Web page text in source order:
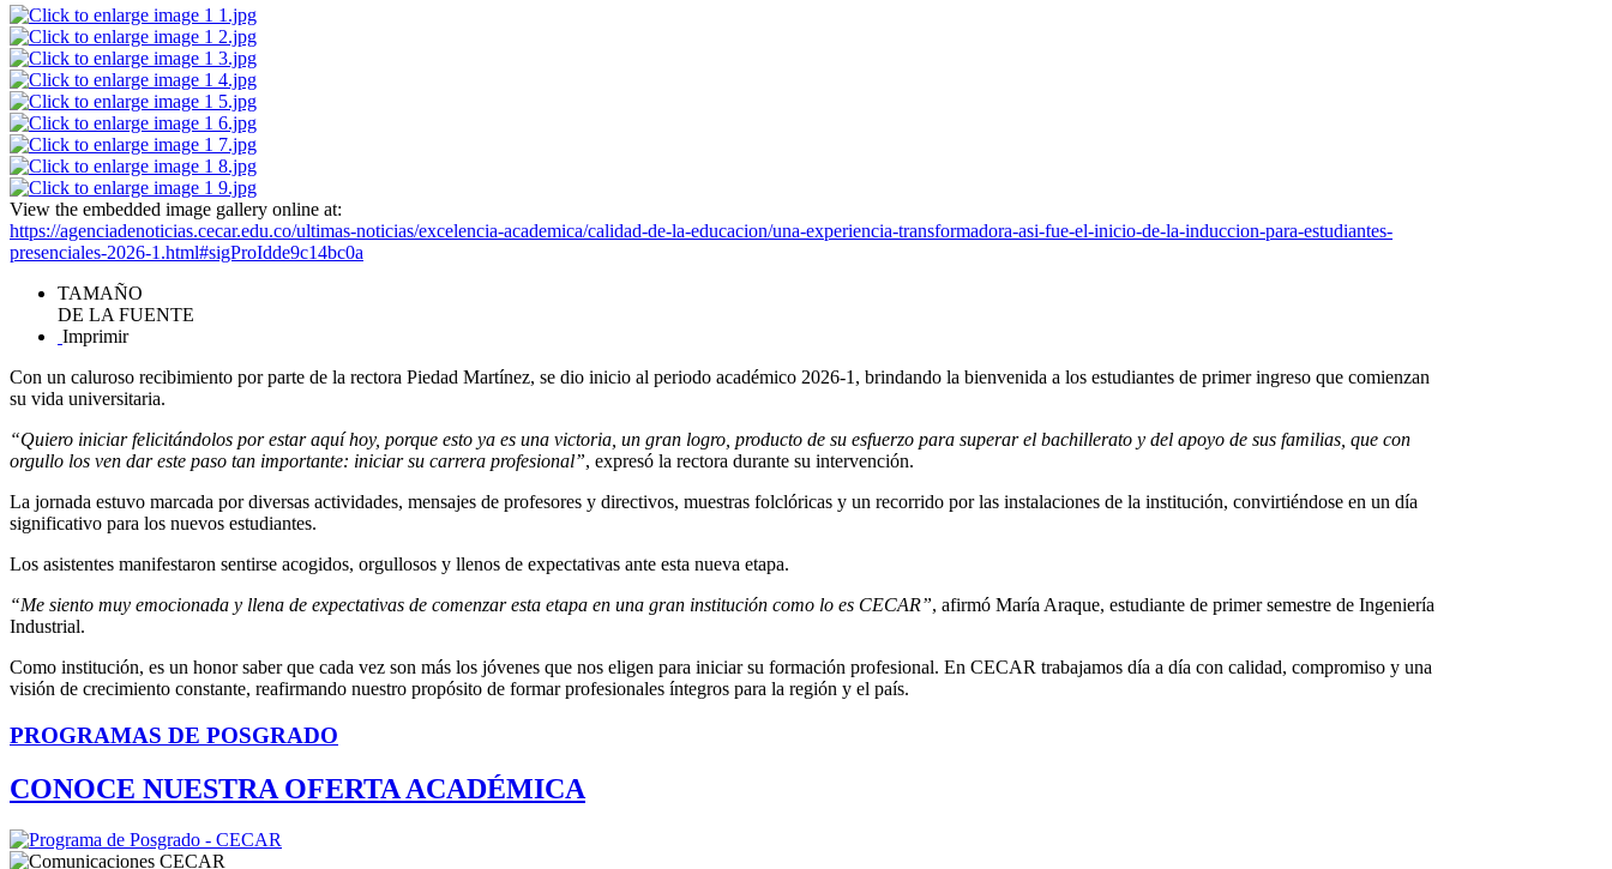
View the embedded image gallery online at:
https://agenciadenoticias.cecar.edu.co/ultimas-noticias/excelencia-academica/calidad-de-la-educacion/una-experiencia-transformadora-asi-fue-el-inicio-de-la-induccion-para-estudiantes-
presenciales-2026-1.html#sigProIdde9c14bc0a
TAMAÑO
DE LA FUENTE
Imprimir
Con un caluroso recibimiento por parte de la rectora Piedad Martínez, se dio inicio al periodo académico 2026-1, brindando la bienvenida a los estudiantes de primer ingreso que comienzan
su vida universitaria.
“Quiero iniciar felicitándolos por estar aquí hoy, porque esto ya es una victoria, un gran logro, producto de su esfuerzo para superar el bachillerato y del apoyo de sus familias, que con
orgullo los ven dar este paso tan importante: iniciar su carrera profesional”, expresó la rectora durante su intervención.
La jornada estuvo marcada por diversas actividades, mensajes de profesores y directivos, muestras folclóricas y un recorrido por las instalaciones de la institución, convirtiéndose en un día
significativo para los nuevos estudiantes.
Los asistentes manifestaron sentirse acogidos, orgullosos y llenos de expectativas ante esta nueva etapa.
“Me siento muy emocionada y llena de expectativas de comenzar esta etapa en una gran institución como lo es CECAR”, afirmó María Araque, estudiante de primer semestre de Ingeniería
Industrial.
Como institución, es un honor saber que cada vez son más los jóvenes que nos eligen para iniciar su formación profesional. En CECAR trabajamos día a día con calidad, compromiso y una
visión de crecimiento constante, reafirmando nuestro propósito de formar profesionales íntegros para la región y el país.
PROGRAMAS DE POSGRADO
CONOCE NUESTRA OFERTA ACADÉMICA